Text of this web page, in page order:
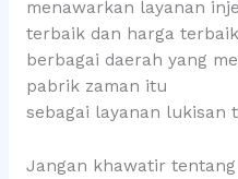
menawarkan layanan
terbaik dan harga
berbagai daerah yang
pabrik zaman itu
sebagai layanan lukisan
Jangan khawatir